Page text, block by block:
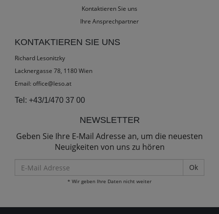
Kontaktieren Sie uns
Ihre Ansprechpartner
KONTAKTIEREN SIE UNS
Richard Lesonitzky
Lacknergasse 78, 1180 Wien
Email: office@leso.at
Tel: +43/1/470 37 00
NEWSLETTER
Geben Sie Ihre E-Mail Adresse an, um die neuesten
Neuigkeiten von uns zu hören
Mail
Adresse
* Wir geben Ihre Daten nicht weiter